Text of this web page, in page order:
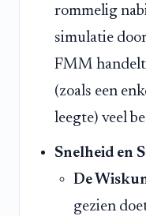
rommelig
simulatie
FMM handelt
(zoals een
leegte) veel
Snelheid en
De
gezien